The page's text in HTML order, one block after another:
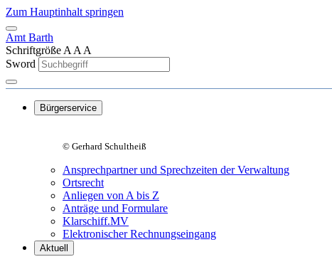
Zum Hauptinhalt springen
Amt Barth
Schriftgröße A A A
Sword
Bürgerservice
© Gerhard Schultheiß
Ansprechpartner und Sprechzeiten der Verwaltung
Ortsrecht
Anliegen von A bis Z
Anträge und Formulare
Klarschiff.MV
Elektronischer Rechnungseingang
Aktuell